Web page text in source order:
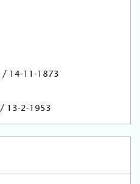
/ 14-11-1873
/ 13-2-1953